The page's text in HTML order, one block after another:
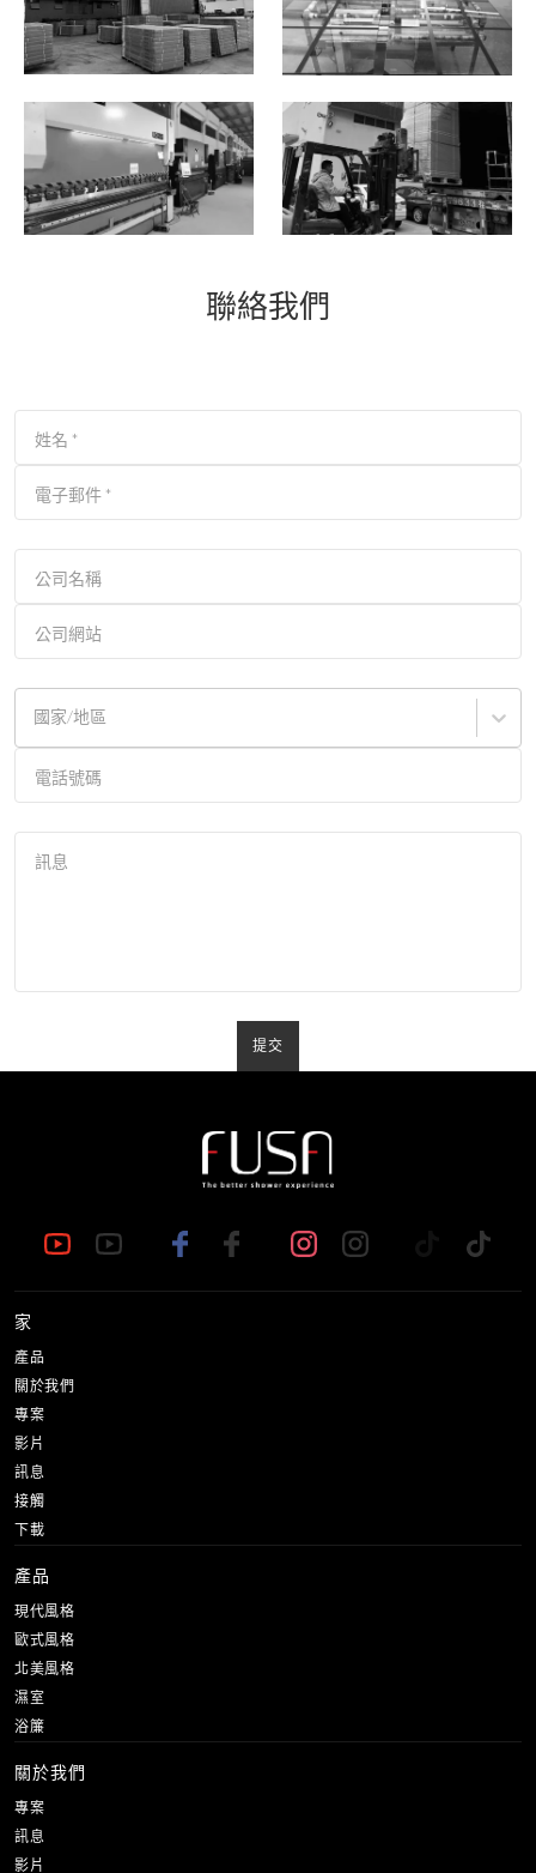
聯絡我們
姓名 *
電子郵件 *
公司名稱
公司網站
國家/地區
電話號碼
訊息
提交
家
產品
關於我們
專案
影片
訊息
接觸
下載
產品
現代風格
歐式風格
北美風格
濕室
浴簾
關於我們
專案
訊息
影片